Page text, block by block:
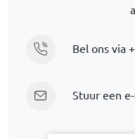
Bel ons via
Stuur een